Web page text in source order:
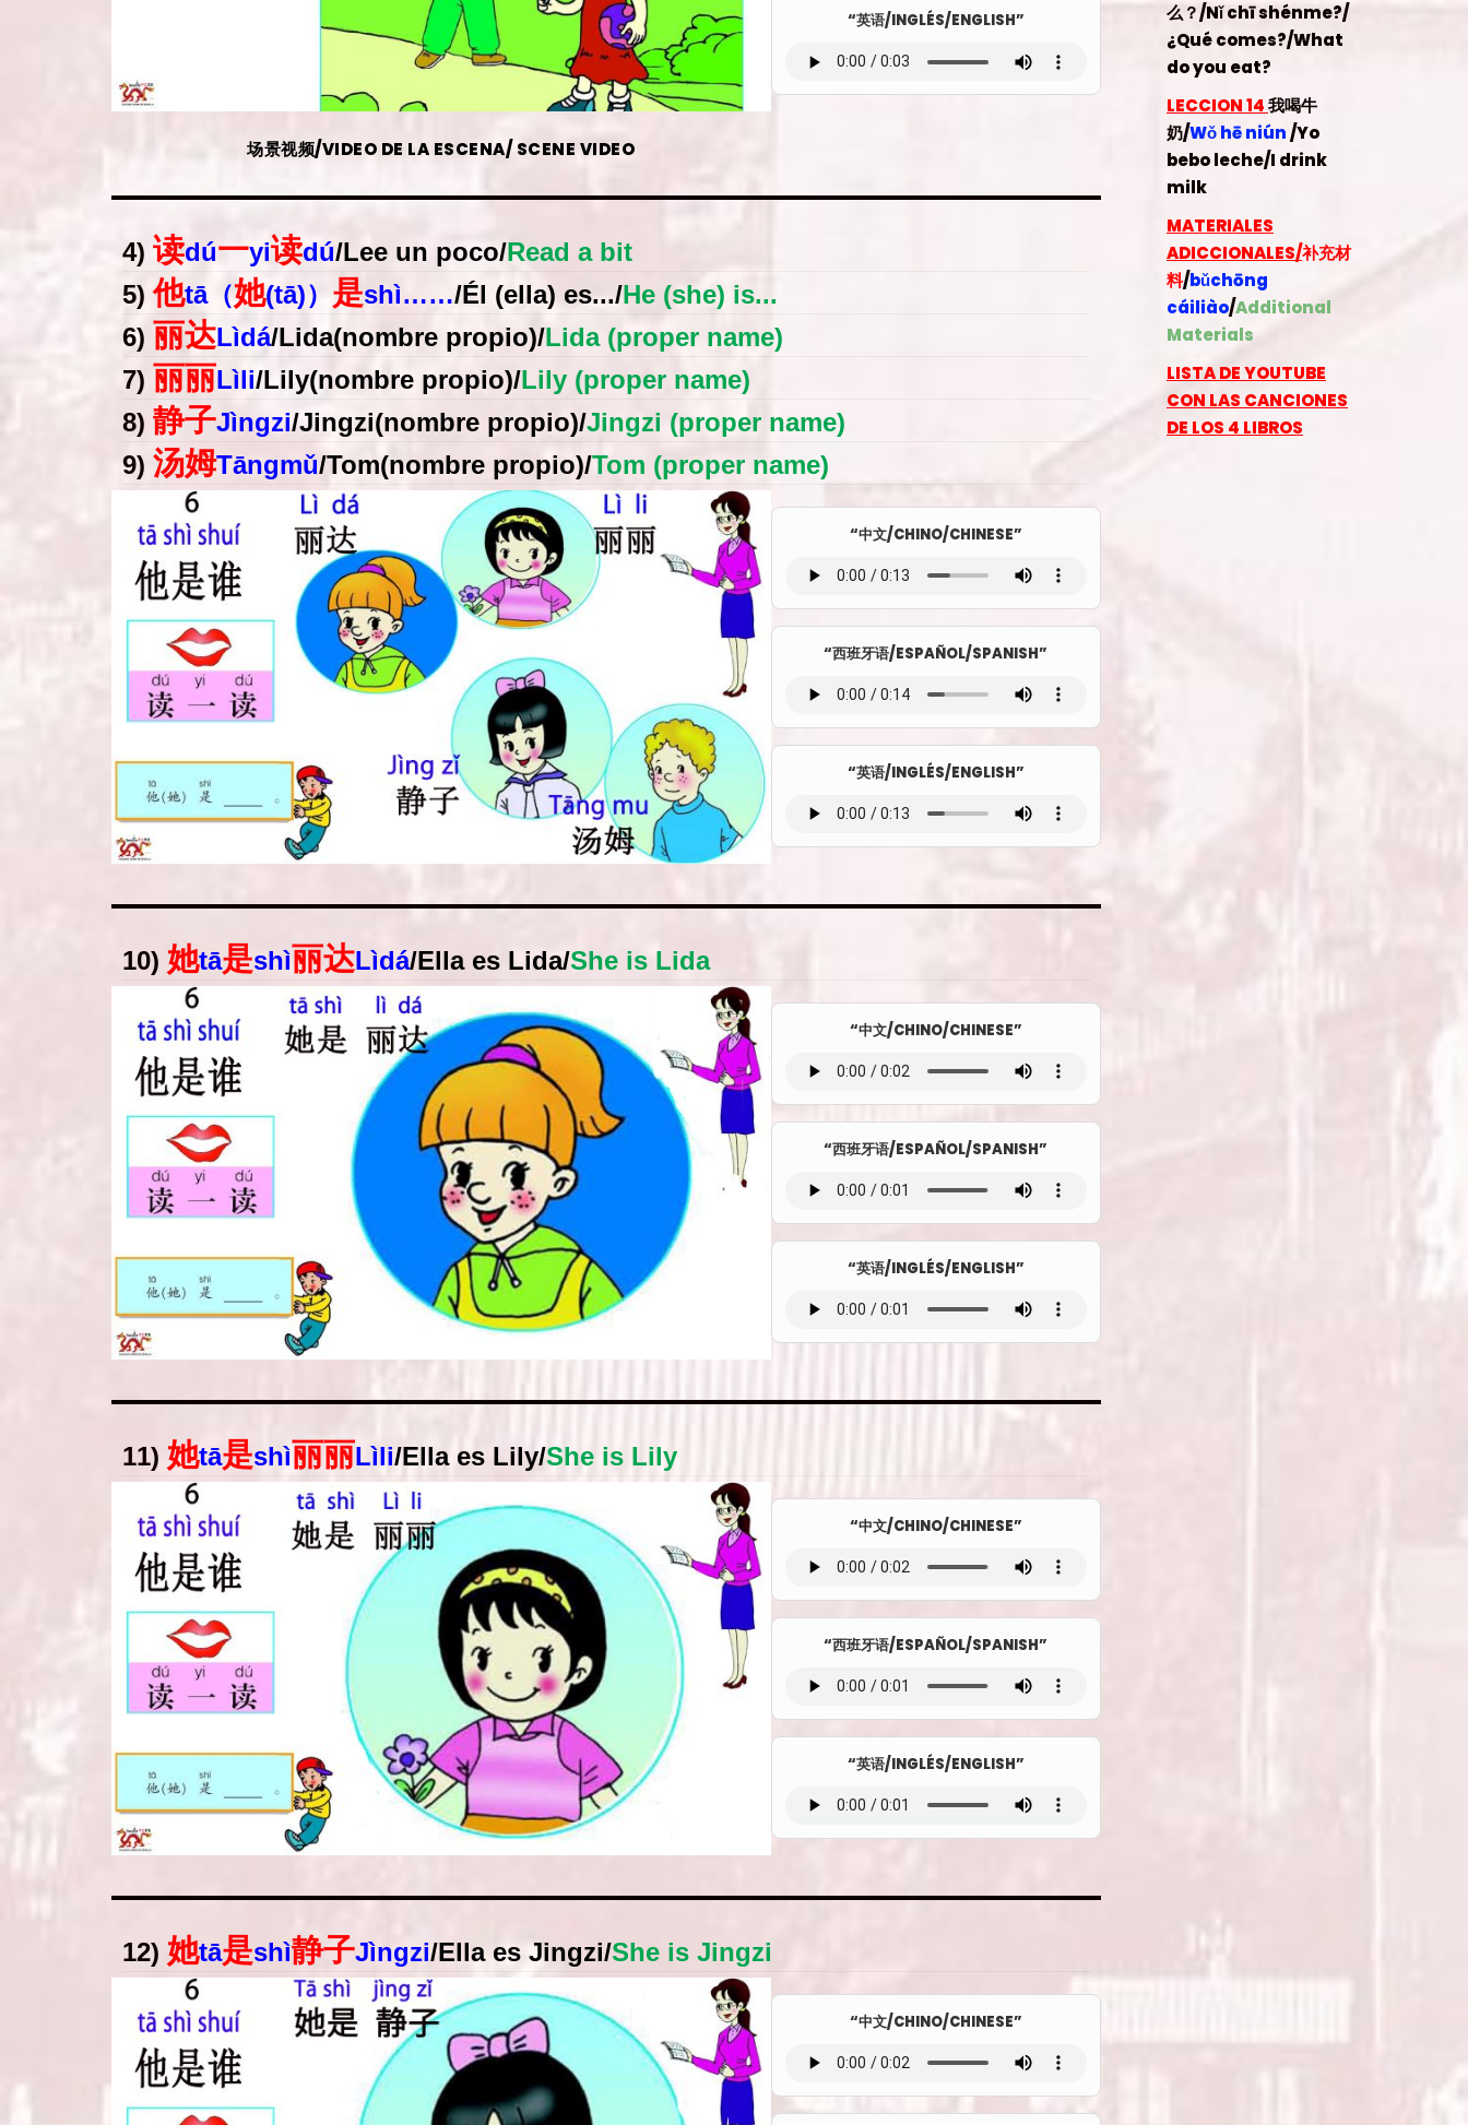
场景视频/VIDEO DE LA ESCENA/ SCENE VIDEO
“英语/INGLÉS/ENGLISH”
4) 读dú一yi读dú/Lee un poco/Read a bit
5)他tā（她(tā)） 是shì……/Él (ella) es.../He (she) is...
6) 丽达Lìdá/Lida(nombre propio)/Lida (proper name)
7) 丽丽Lìli/Lily(nombre propio)/Lily (proper name)
8) 静子Jìngzi/Jingzi(nombre propio)/Jingzi (proper name)
9) 汤姆Tāngmǔ/Tom(nombre propio)/Tom (proper name)
“中文/CHINO/CHINESE”
“西班牙语/ESPAÑOL/SPANISH”
“英语/INGLÉS/ENGLISH”
10) 她tā是shì丽达Lìdá/Ella es Lida/She is Lida
“中文/CHINO/CHINESE”
“西班牙语/ESPAÑOL/SPANISH”
“英语/INGLÉS/ENGLISH”
11) 她tā是shì丽丽Lìli/Ella es Lily/She is Lily
“中文/CHINO/CHINESE”
“西班牙语/ESPAÑOL/SPANISH”
“英语/INGLÉS/ENGLISH”
12) 她tā是shì静子Jìngzi/Ella es Jingzi/She is Jingzi
“中文/CHINO/CHINESE”
么？/Nǐ chī shénme?/
¿Qué comes?/What
do you eat?
LECCION 14我喝牛
奶/Wǒ hē niún/Yo
bebo leche/I drink
milk
MATERIALES
ADICCIONALES/补充材
料/bǔchōng
cáiliào/Additional
Materials
LISTA DE YOUTUBE
CON LAS CANCIONES
DE LOS 4 LIBROS